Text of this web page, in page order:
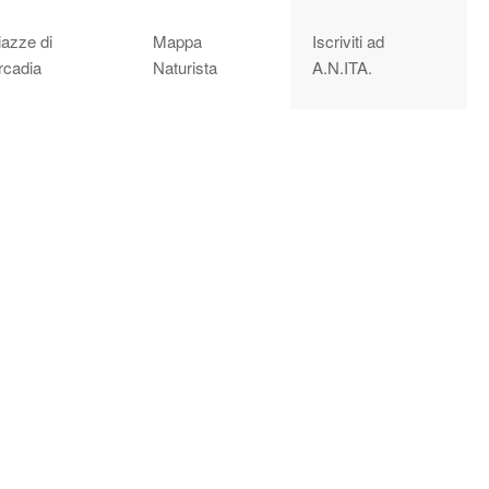
di
Mappa
Naturista
Iscriviti ad
A.N.ITA.